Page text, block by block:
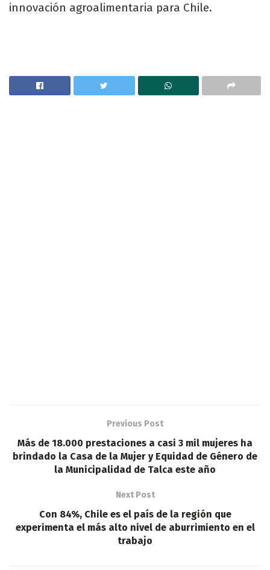
innovación agroalimentaria para Chile.
Previous Post
Más de 18.000 prestaciones a casi 3 mil mujeres ha
brindado la Casa de la Mujer y Equidad de Género de
la Municipalidad de Talca este año
Next Post
Con 84%, Chile es el país de la región que
experimenta el más alto nivel de aburrimiento en el
trabajo